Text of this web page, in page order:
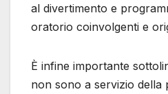
al divertimento e
oratorio coinvolgenti e
È infine importante
non sono a servizio della